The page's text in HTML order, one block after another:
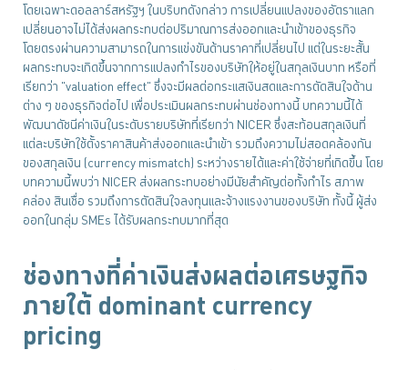
โดยเฉพาะดอลลาร์สหรัฐฯ ในบริบทดังกล่าว การเปลี่ยนแปลงของอัตราแลก
เปลี่ยนอาจไม่ได้ส่งผลกระทบต่อปริมาณการส่งออกและนำเข้าของธุรกิจ
โดยตรงผ่านความสามารถในการแข่งขันด้านราคาที่เปลี่ยนไป แต่ในระยะสั้น
ผลกระทบจะเกิดขึ้นจากการแปลงกำไรของบริษัทให้อยู่ในสกุลเงินบาท หรือที่
เรียกว่า "valuation effect" ซึ่งจะมีผลต่อกระแสเงินสดและการตัดสินใจด้าน
ต่าง ๆ ของธุรกิจต่อไป เพื่อประเมินผลกระทบผ่านช่องทางนี้ บทความนี้ได้
พัฒนาดัชนีค่าเงินในระดับรายบริษัทที่เรียกว่า NICER ซึ่งสะท้อนสกุลเงินที่
แต่ละบริษัทใช้ตั้งราคาสินค้าส่งออกและนำเข้า รวมถึงความไม่สอดคล้องกัน
ของสกุลเงิน (currency mismatch) ระหว่างรายได้และค่าใช้จ่ายที่เกิดขึ้น โดย
บทความนี้พบว่า NICER ส่งผลกระทบอย่างมีนัยสำคัญต่อทั้งกำไร สภาพ
คล่อง สินเชื่อ รวมถึงการตัดสินใจลงทุนและจ้างแรงงานของบริษัท ทั้งนี้ ผู้ส่ง
ออกในกลุ่ม SMEs ได้รับผลกระทบมากที่สุด
ช่องทางที่ค่าเงินส่งผลต่อเศรษฐกิจ
ภายใต้ dominant currency
pricing